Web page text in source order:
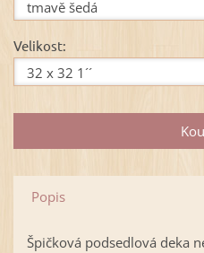
Velikost:
Popis
Špičková podsedlová deka